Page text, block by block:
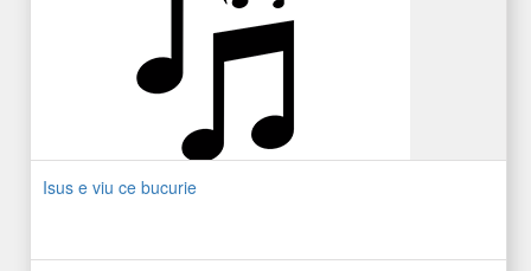
Isus e viu ce bucurie